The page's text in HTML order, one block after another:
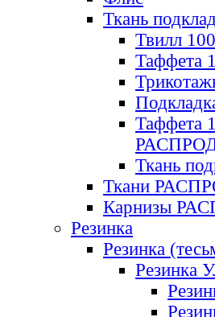
Ткань
Твилл
Таффета
Таффета
Ткань
Ткани
Карнизы
Резинка
Резинка
Резинка